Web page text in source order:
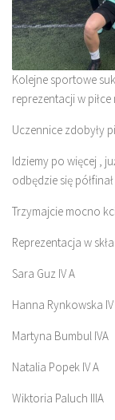
Kolejne sportowe
reprezentacji w piłce
Uczennice zdobyły
Idziemy po więcej ,
odbędzie się
Trzymajcie mocno
Reprezentacja w
Sara Guz IV A
Hanna Rynkowska IV
Martyna Bumbul IVA
Natalia Popek IV A
Wiktoria Paluch IIIA